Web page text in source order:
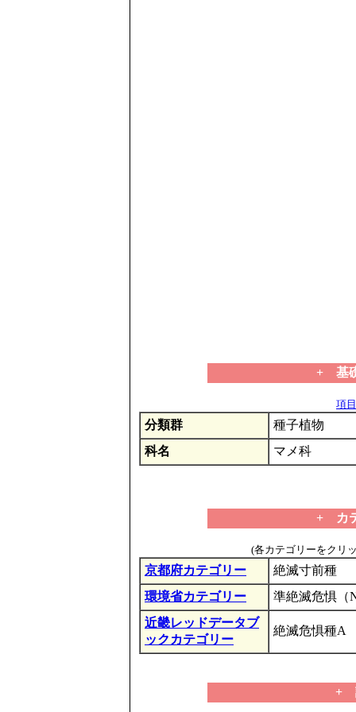
+ 基
項
分類群
種子植物
科名
マメ科
+ カ
(各カテゴリーをクリ
京都府カテゴリー
絶滅寸前種
環境省カテゴリー
準絶滅危惧（
近畿レッドデータブ
ックカテゴリー
絶滅危惧種A
+